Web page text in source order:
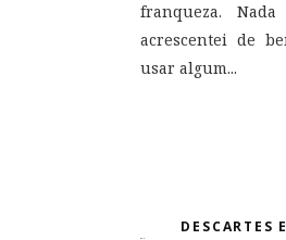
franqueza.
acrescentei de
usar algum...
DESCARTES